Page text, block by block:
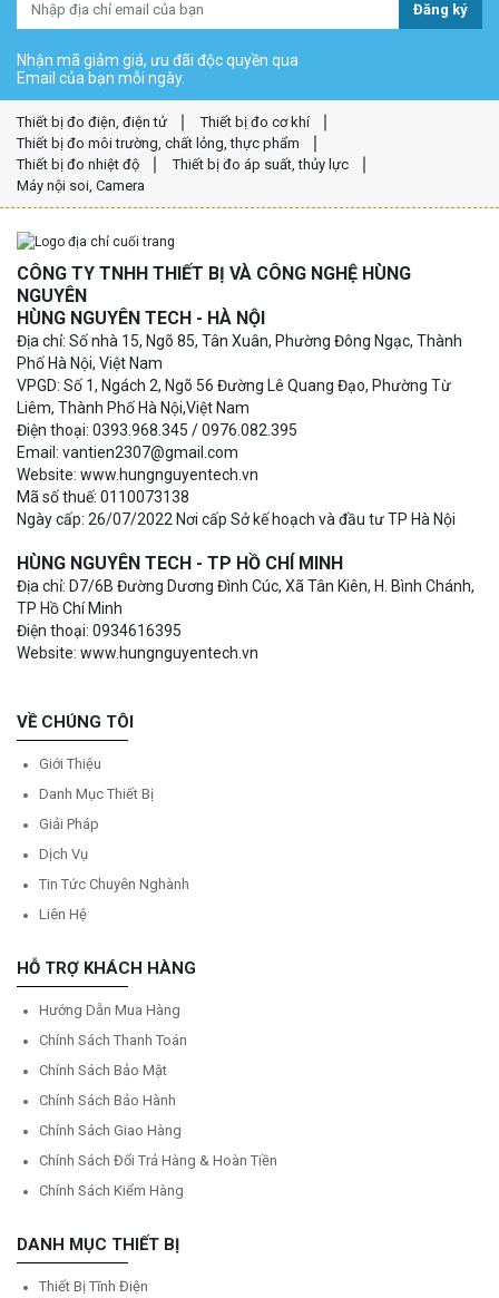
Đăng ký
Nhận mã giảm giá, ưu đãi độc quyền qua
Email của bạn mỗi ngày.
Thiết bị đo điện, điện tử
Thiết bị đo cơ khí
Thiết bị đo môi trường, chất lỏng, thực phẩm
Thiết bị đo nhiệt độ
Thiết bị đo áp suất, thủy lực
Máy nội soi, Camera
CÔNG TY TNHH THIẾT BỊ VÀ CÔNG NGHỆ HÙNG
NGUYÊN
HÙNG NGUYÊN TECH - HÀ NỘI
Địa chỉ: Số nhà 15, Ngõ 85, Tân Xuân, Phường Đông Ngạc, Thành
Phố Hà Nội, Việt Nam
VPGD: Số 1, Ngách 2, Ngõ 56 Đường Lê Quang Đạo, Phường Từ
Liêm, Thành Phố Hà Nội,Việt Nam
Điện thoại: 0393.968.345 / 0976.082.395
Email: vantien2307@gmail.com
Website: www.hungnguyentech.vn
Mã số thuế: 0110073138
Ngày cấp: 26/07/2022 Nơi cấp Sở kế hoạch và đầu tư TP Hà Nội
HÙNG NGUYÊN TECH - TP HỒ CHÍ MINH
Địa chỉ: D7/6B Đường Dương Đình Cúc, Xã Tân Kiên, H. Bình Chánh,
TP Hồ Chí Minh
Điện thoại: 0934616395
Website: www.hungnguyentech.vn
VỀ CHÚNG TÔI
Giới Thiệu
Danh Mục Thiết Bị
Giải Pháp
Dịch Vụ
Tin Tức Chuyên Nghành
Liên Hệ
HỖ TRỢ KHÁCH HÀNG
Hướng Dẫn Mua Hàng
Chính Sách Thanh Toán
Chính Sách Bảo Mật
Chính Sách Bảo Hành
Chính Sách Giao Hàng
Chính Sách Đổi Trả Hàng & Hoàn Tiền
Chính Sách Kiểm Hàng
DANH MỤC THIẾT BỊ
Thiết Bị Tĩnh Điện